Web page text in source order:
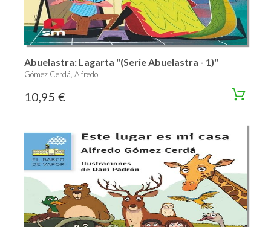
Abuelastra: Lagarta "(Serie Abuelastra - 1)"
Gómez Cerdá, Alfredo
10,95 €